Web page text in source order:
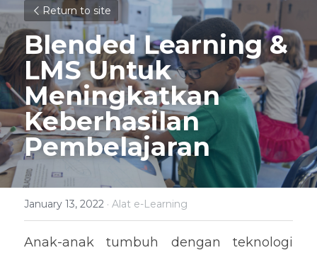
Return to site
Blended Learning &
LMS Untuk
Meningkatkan
Keberhasilan
Pembelajaran
January 13, 2022 · Alat e-Learning
Anak-anak tumbuh dengan teknologi